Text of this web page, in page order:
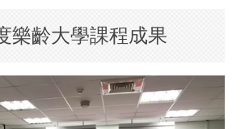
樂齡大學課程成果